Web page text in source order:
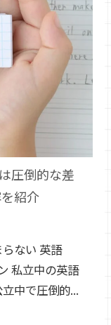
圧倒的な差
紹介
ない 英語
私立中の英語
中で圧倒的...